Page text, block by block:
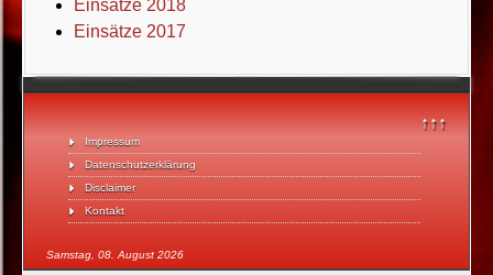
↑↑↑
Impressum
Datenschutzerklärung
Disclaimer
Kontakt
Samstag, 08. August 2026
Einsätze 2018
Einsätze 2017